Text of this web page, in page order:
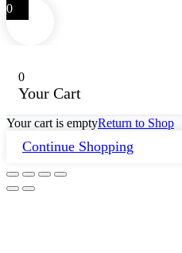
0
0
Your Cart
Your cart is emptyReturn to Shop
Continue Shopping